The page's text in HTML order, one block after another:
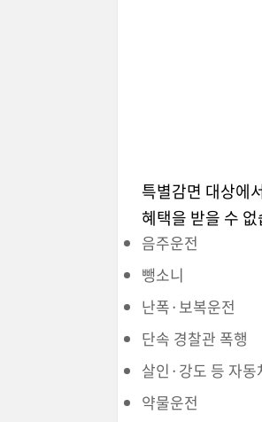
특별감면 대상에
혜택을 받을 수
음주운전
뺑소니
난폭·보복운전
단속 경찰관 폭행
살인·강도 등 자동
약물운전